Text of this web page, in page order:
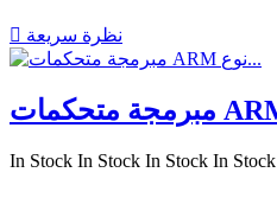
 نظرة سريعة
In Stock In Stock In Stock In Stock